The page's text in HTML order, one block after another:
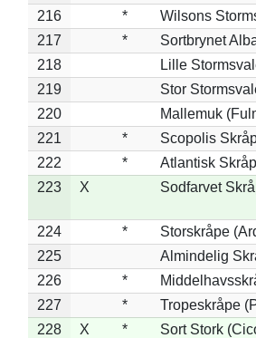
216
*
Wilsons
217
*
Sortbrynet
218
Lille
219
Stor
220
Mallemuk
221
*
Scopolis
222
*
Atlantisk
223
X Sodfarvet
224 *
Storskråpe
225
Almindelig
226
*
227
*
Tropeskråpe
228
X * Sort Stork